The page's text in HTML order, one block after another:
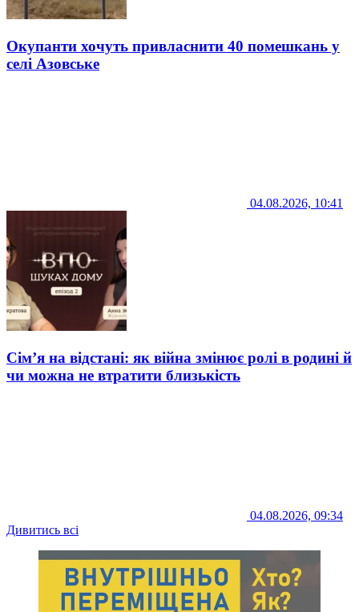
Окупанти хочуть привласнити 40 помешкань у
селі Азовське
04.08.2026, 10:41
Сім’я на відстані: як війна змінює ролі в родині й
чи можна не втратити близькість
04.08.2026, 09:34
Дивитись всі